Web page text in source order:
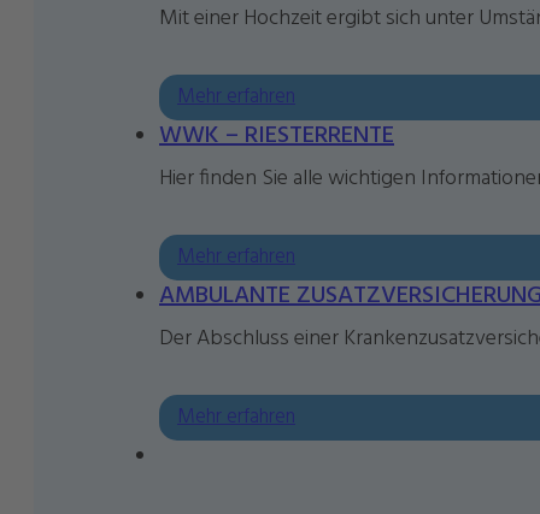
Mit einer Hochzeit ergibt sich unter
Mehr erfahren
WWK – RIESTERRENTE
Hier finden Sie alle wichtigen
Mehr erfahren
AMBULANTE
Der Abschluss einer
Mehr erfahren